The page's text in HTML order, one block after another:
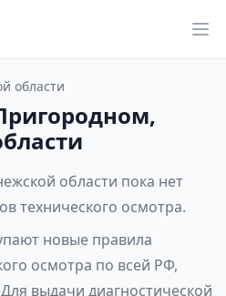
области
области пока нет
технического осмотра.
новые правила
осмотра по всей РФ,
выдачи диагностической